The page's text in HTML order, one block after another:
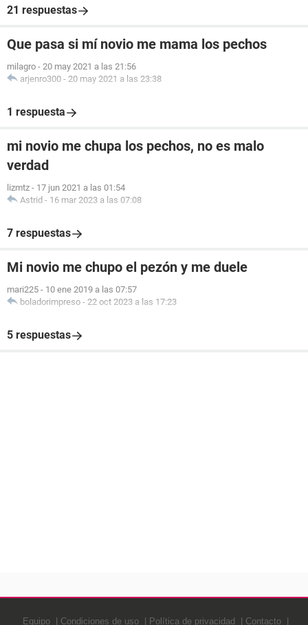
21 respuestas
Que pasa si mí novio me mama los pechos
milagro - 20 may 2021 a las 21:56
arjenro300 - 20 may 2021 a las 23:38
1 respuesta
mi novio me chupa los pechos, no es malo
verdad
lizmtz - 17 jun 2021 a las 01:54
Astrid - 16 mar 2023 a las 07:08
7 respuestas
Mi novio me chupo el pezón y me duele
mari225 - 10 ene 2019 a las 07:57
boladorimpreso - 22 oct 2023 a las 17:23
5 respuestas
Equipo Condiciones de uso Política de privacidad Contacto